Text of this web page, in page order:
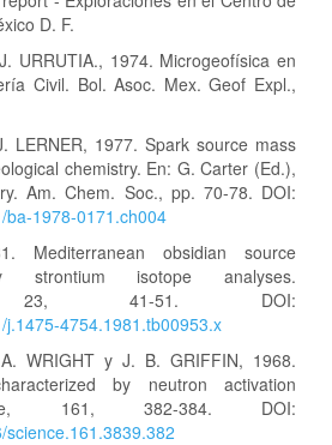
D. F.
URRUTIA., 1974. Microgeofísica en
Civil. Bol. Asoc. Mex. Geof Expl.,
LERNER, 1977. Spark source mass
chemistry. En: G. Carter (Ed.),
Am. Chem. Soc., pp. 70-78. DOI:
ba-1978-0171.ch004
Mediterranean obsidian source
strontium isotope analyses.
23, 41-51. DOI:
4754.1981.tb00953.x
WRIGHT y J. B. GRIFFIN, 1968.
by neutron activation
161, 382-384. DOI: